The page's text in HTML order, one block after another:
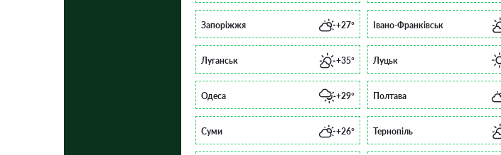
Запоріжжя +27° Івано-Франківськ
Луганськ +35° Луцьк
Одеса +29° Полтава
Суми +26° Тернопіль